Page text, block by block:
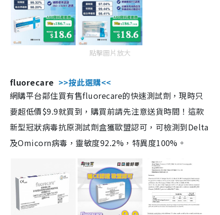
點擊圖片放大
fluorecare >>按此選購<<
網購平台鄰住買有售fluorecare的快速測試劑，現時只
要超低價$9.9就買到，購買前請先注意送貨時間！這款
新型冠狀病毒抗原測試劑盒獲歐盟認可，可檢測到Delta
及Omicorn病毒，靈敏度92.2%，特異度100%。